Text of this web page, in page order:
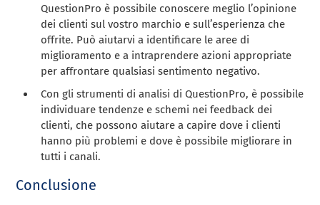
QuestionPro è possibile conoscere meglio l’opinione
dei clienti sul vostro marchio e sull’esperienza che
offrite. Può aiutarvi a identificare le aree di
miglioramento e a intraprendere azioni appropriate
per affrontare qualsiasi sentimento negativo.
Con gli strumenti di analisi di QuestionPro, è possibile
individuare tendenze e schemi nei feedback dei
clienti, che possono aiutare a capire dove i clienti
hanno più problemi e dove è possibile migliorare in
tutti i canali.
Conclusione